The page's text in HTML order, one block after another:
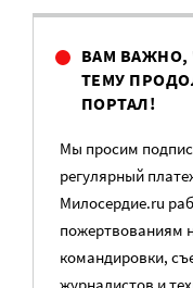
ВАМ ВАЖНО,
ТЕМУ
ПОРТАЛ!
Мы просим
регулярный
Милосердие.ru
пожертвованиям
командировки,